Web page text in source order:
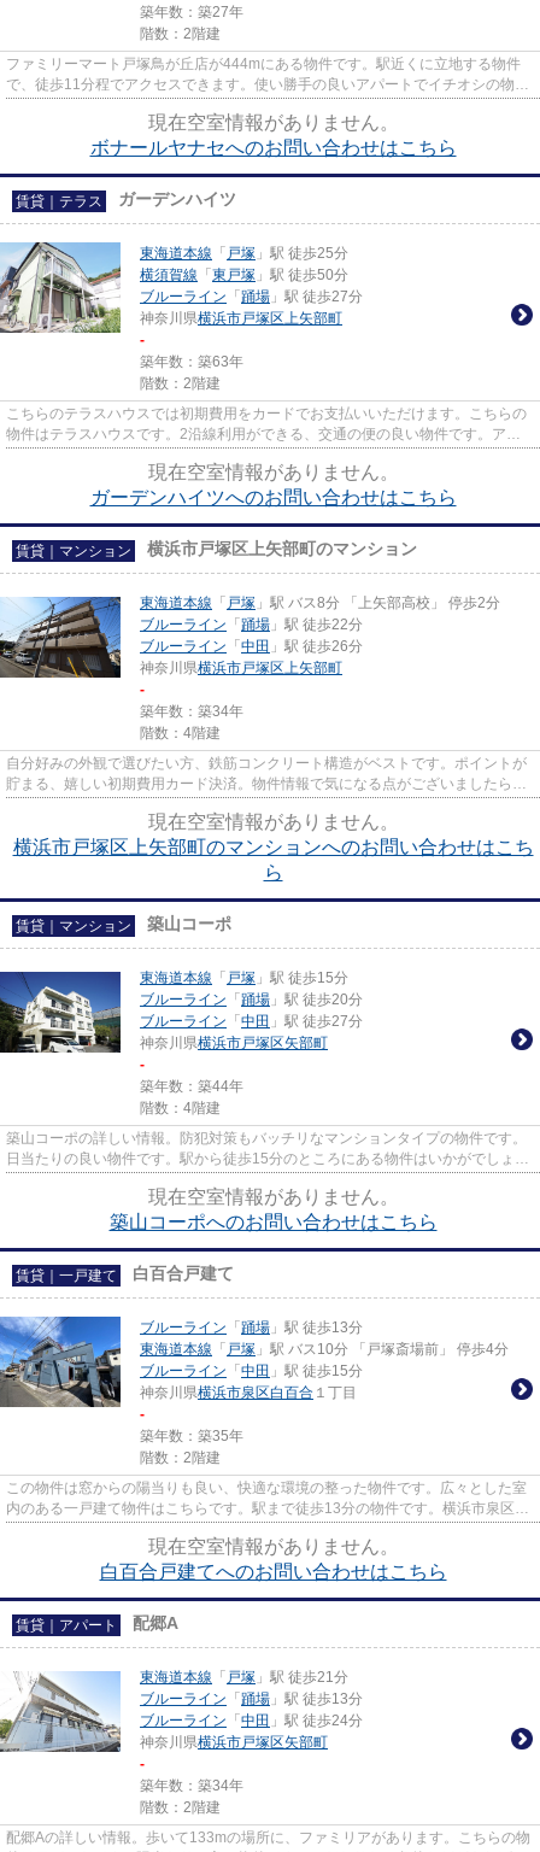
築年数：築27年
階数：2階建
ファミリーマート戸塚鳥が丘店が444mにある物件です。駅近くに立地する物件
で、徒歩11分程でアクセスできます。使い勝手の良いアパートでイチオシの物件
現在空室情報がありません。
ボナールヤナセへのお問い合わせはこちら
賃貸｜テラス ガーデンハイツ
東海道本線 「 戸塚 」駅 徒歩25分
横須賀線 「 東戸塚 」駅 徒歩50分
ブルーライン 「 踊場 」駅 徒歩27分
神奈川県横浜市戸塚区上矢部町
-
築年数：築63年
階数：2階建
こちらのテラスハウスでは初期費用をカードでお支払いいただけます。こちらの
物件はテラスハウスです。2沿線利用ができる、交通の便の良い物件です。アパ
現在空室情報がありません。
ガーデンハイツへのお問い合わせはこちら
賃貸｜マンション 横浜市戸塚区上矢部町のマンション
東海道本線 「 戸塚 」駅 バス8分 「上矢部高校」 停歩2分
ブルーライン 「 踊場 」駅 徒歩22分
ブルーライン 「 中田 」駅 徒歩26分
神奈川県横浜市戸塚区上矢部町
-
築年数：築34年
階数：4階建
自分好みの外観で選びたい方、鉄筋コンクリート構造がベストです。ポイントが
貯まる、嬉しい初期費用カード決済。物件情報で気になる点がございましたら、
現在空室情報がありません。
横浜市戸塚区上矢部町のマンションへのお問い合わせはこち
ら
賃貸｜マンション 築山コーポ
東海道本線 「 戸塚 」駅 徒歩15分
ブルーライン 「 踊場 」駅 徒歩20分
ブルーライン 「 中田 」駅 徒歩27分
神奈川県横浜市戸塚区矢部町
-
築年数：築44年
階数：4階建
築山コーポの詳しい情報。防犯対策もバッチリなマンションタイプの物件です。
日当たりの良い物件です。駅から徒歩15分のところにある物件はいかがでしょう
現在空室情報がありません。
築山コーポへのお問い合わせはこちら
賃貸｜一戸建て 白百合戸建て
ブルーライン 「 踊場 」駅 徒歩13分
東海道本線 「 戸塚 」駅 バス10分 「戸塚斎場前」 停歩4分
ブルーライン 「 中田 」駅 徒歩15分
神奈川県横浜市泉区白百合 １丁目
-
築年数：築35年
階数：2階建
この物件は窓からの陽当りも良い、快適な環境の整った物件です。広々とした室
内のある一戸建て物件はこちらです。駅まで徒歩13分の物件です。横浜市泉区の
現在空室情報がありません。
白百合戸建てへのお問い合わせはこちら
賃貸｜アパート 配郷A
東海道本線 「 戸塚 」駅 徒歩21分
ブルーライン 「 踊場 」駅 徒歩13分
ブルーライン 「 中田 」駅 徒歩24分
神奈川県横浜市戸塚区矢部町
-
築年数：築34年
階数：2階建
配郷Aの詳しい情報。歩いて133mの場所に、ファミリアがあります。こちらの物